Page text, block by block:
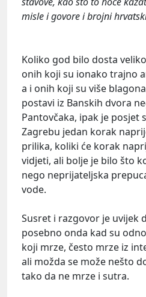
misle i govore i brojni
Koliko god bilo dosta
onih koji su ionako trajno
a i onih koji su više
postavi iz Banskih dvora
Pantovčaka, ipak je posjet
Zagrebu jedan korak
prilika, koliki će korak
vidjeti, ali bolje je bilo što
nego neprijateljska
vode.
Susret i razgovor je uvijek
posebno onda kad su
koji mrze, često mrze iz
ali možda se može nešto
tako da ne mrze i sutra.